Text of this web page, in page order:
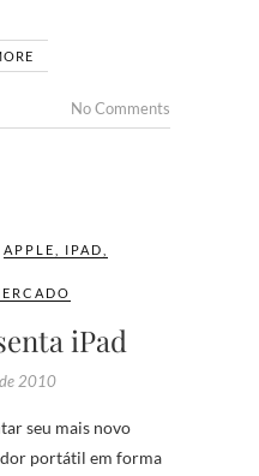
No Comments
APPLE IPAD
iPad
2010
seu mais novo
portátil em forma